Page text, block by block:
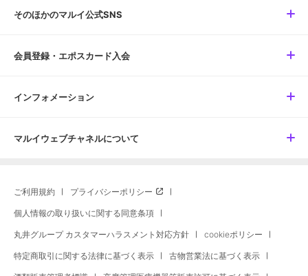
そのほかのマルイ公式SNS
会員登録・エポスカード入会
インフォメーション
マルイウェブチャネルについて
ご利用規約 プライバシーポリシー
個人情報の取り扱いに関する同意条項
丸井グループ カスタマーハラスメント対応方針 cookieポリシー
特定商取引に関する法律に基づく表示 古物営業法に基づく表示